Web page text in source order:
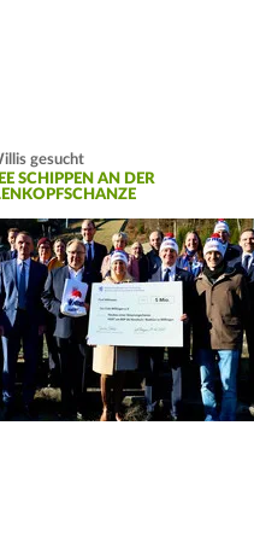
gesucht
SCHIPPEN AN DER